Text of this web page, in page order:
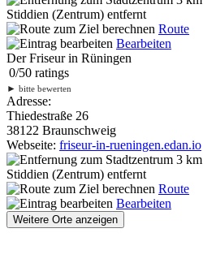
Stiddien (Zentrum) entfernt
Route
Bearbeiten
Der Friseur in Rüningen
0/50 ratings
► bitte bewerten
Adresse:
Thiedestraße 26
38122 Braunschweig
Webseite: friseur-in-rueningen.edan.io
3 km
Stiddien (Zentrum) entfernt
Route
Bearbeiten
Weitere Orte anzeigen